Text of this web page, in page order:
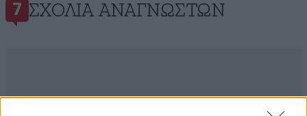
7 ΣΧΌΛΙΑ ΑΝΑΓΝΩΣΤΏΝ